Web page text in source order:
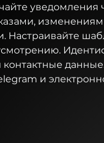
уведомления
Настраивайте
контактные
и